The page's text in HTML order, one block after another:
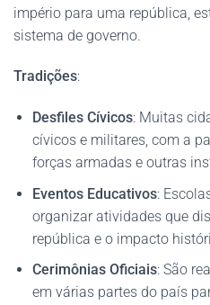
império para uma república,
sistema de governo.
Tradições:
Desfiles Cívicos: Muitas
cívicos e militares, com a
forças armadas e outras
Eventos Educativos:
organizar atividades que
república e o impacto
Cerimônias Oficiais: São
em várias partes do país